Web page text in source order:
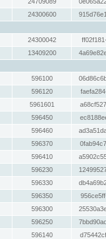
24300600
24300042
13409200
596100
596120
5961601
596450
596460
596370
596410
596230
596330
596350
596300
596250
596140